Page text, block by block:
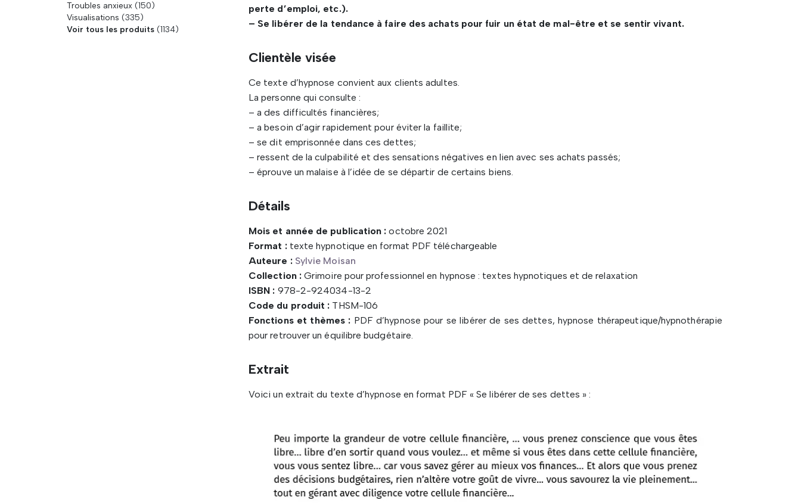
Troubles anxieux (150)
Visualisations (335)
Voir tous les produits (1134)
perte d’emploi, etc.).
– Se libérer de la tendance à faire des achats pour fuir un état de mal-être et se sentir vivant.
Clientèle visée
Ce texte d’hypnose convient aux clients adultes.
La personne qui consulte :
– a des difficultés financières;
– a besoin d’agir rapidement pour éviter la faillite;
– se dit emprisonnée dans ces dettes;
– ressent de la culpabilité et des sensations négatives en lien avec ses achats passés;
– éprouve un malaise à l’idée de se départir de certains biens.
Détails
Mois et année de publication : octobre 2021
Format :texte hypnotique en format PDF téléchargeable
Auteure : Sylvie Moisan
Collection :Grimoire pour professionnel en hypnose : textes hypnotiques et de relaxation
ISBN : 978-2-924034-13-2
Code du produit : THSM-106
Fonctions et thèmes : PDF d’hypnose pour se libérer de ses dettes, hypnose thérapeutique/hypnothérapie
pour retrouver un équilibre budgétaire.
Extrait
Voici un extrait du texte d’hypnose en format PDF « Se libérer de ses dettes » :